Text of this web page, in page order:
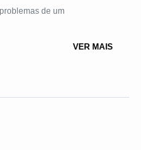
de um
VER MAIS